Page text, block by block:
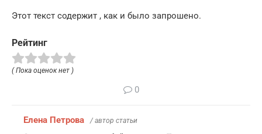
Этот текст содержит , как и было запрошено.
Рейтинг
( Пока оценок нет )
0
Елена Петрова / автор статьи